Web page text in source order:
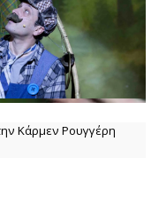
Κάρμεν Ρουγγέρη